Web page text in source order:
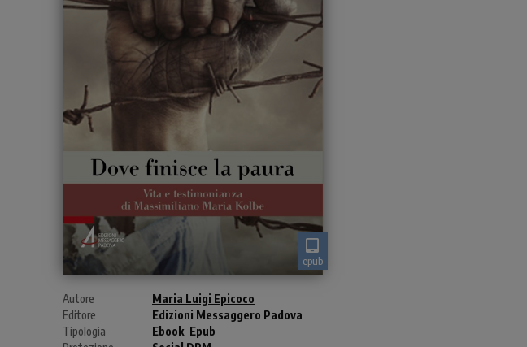
epub
Autore
Maria Luigi Epicoco
Editore
Edizioni Messaggero Padova
Tipologia
Ebook Epub